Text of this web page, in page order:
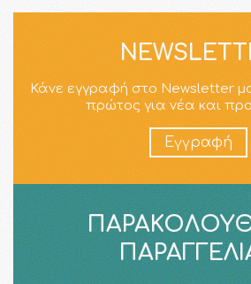
Κάνε εγγραφή στο Newsletter
πρώτος για νέα και
Εγγραφή